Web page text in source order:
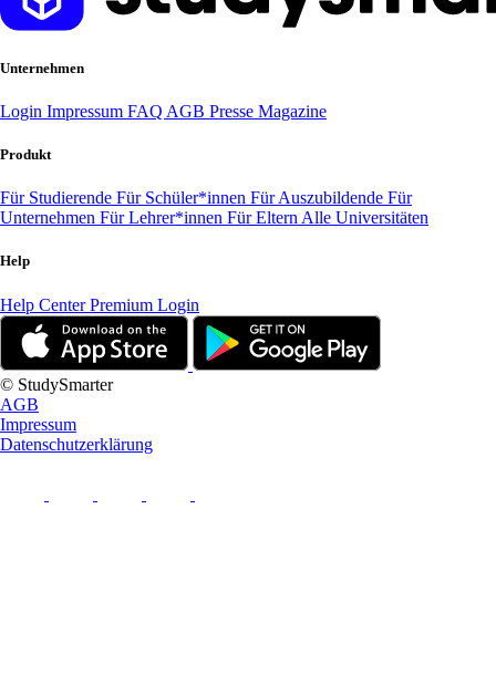
Unternehmen
Login Impressum FAQ AGB Presse Magazine
Produkt
Für Studierende Für Schüler*innen Für Auszubildende Für
Unternehmen Für Lehrer*innen Für Eltern Alle Universitäten
Help
Help CenterPremium Login
© StudySmarter
AGB
Impressum
Datenschutzerklärung